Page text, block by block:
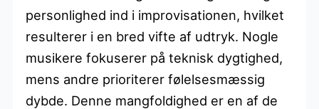
personlighed ind i improvisationen, hvilket
resulterer i en bred vifte af udtryk. Nogle
musikere fokuserer på teknisk dygtighed,
mens andre prioriterer følelsesmæssig
dybde. Denne mangfoldighed er en af de